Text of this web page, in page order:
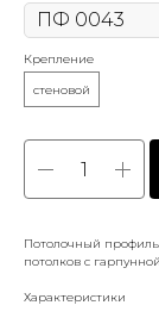
Крепление
стеновой
Потолочный
потолков с
Характеристики